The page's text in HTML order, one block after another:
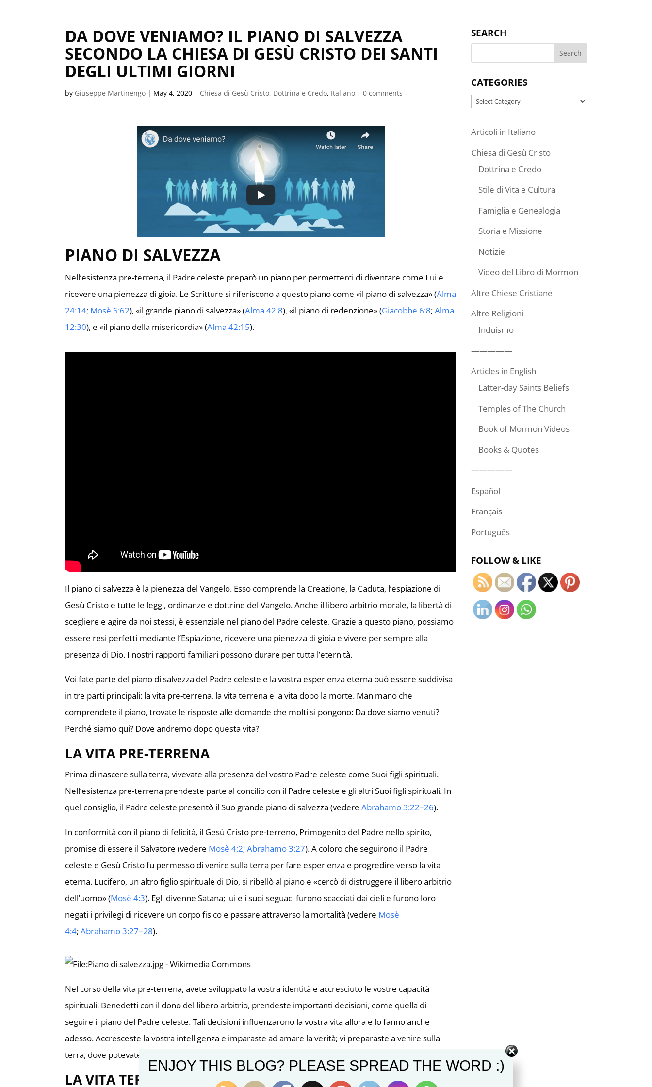
DA DOVE VENIAMO? IL PIANO DI SALVEZZA
SECONDO LA CHIESA DI GESÙ CRISTO DEI SANTI
DEGLI ULTIMI GIORNI
by Giuseppe Martinengo | May 4, 2020 | Chiesa di Gesù Cristo, Dottrina e Credo, Italiano |0 comments
PIANO DI SALVEZZA
Nell’esistenza pre-terrena, il Padre celeste preparò un piano per permetterci di diventare come Lui e
ricevere una pienezza di gioia. Le Scritture si riferiscono a questo piano come «il piano di salvezza» (Alma
24:14; Mosè 6:62), «il grande piano di salvezza» (Alma 42:8), «il piano di redenzione» (Giacobbe 6:8;Alma
12:30), e «il piano della misericordia» (Alma 42:15).
Il piano di salvezza è la pienezza del Vangelo. Esso comprende la Creazione, la Caduta, l’espiazione di
Gesù Cristo e tutte le leggi, ordinanze e dottrine del Vangelo. Anche il libero arbitrio morale, la libertà di
scegliere e agire da noi stessi, è essenziale nel piano del Padre celeste. Grazie a questo piano, possiamo
essere resi perfetti mediante l’Espiazione, ricevere una pienezza di gioia e vivere per sempre alla
presenza di Dio. I nostri rapporti familiari possono durare per tutta l’eternità.
Voi fate parte del piano di salvezza del Padre celeste e la vostra esperienza eterna può essere suddivisa
in tre parti principali: la vita pre-terrena, la vita terrena e la vita dopo la morte. Man mano che
comprendete il piano, trovate le risposte alle domande che molti si pongono: Da dove siamo venuti?
Perché siamo qui? Dove andremo dopo questa vita?
LA VITA PRE-TERRENA
Prima di nascere sulla terra, vivevate alla presenza del vostro Padre celeste come Suoi figli spirituali.
Nell’esistenza pre-terrena prendeste parte al concilio con il Padre celeste e gli altri Suoi figli spirituali. In
quel consiglio, il Padre celeste presentò il Suo grande piano di salvezza (vedereAbrahamo 3:22–26).
In conformità con il piano di felicità, il Gesù Cristo pre-terreno, Primogenito del Padre nello spirito,
promise di essere il Salvatore (vedere Mosè 4:2;Abrahamo 3:27). A coloro che seguirono il Padre
celeste e Gesù Cristo fu permesso di venire sulla terra per fare esperienza e progredire verso la vita
eterna. Lucifero, un altro figlio spirituale di Dio, si ribellò al piano e «cercò di distruggere il libero arbitrio
dell’uomo» (Mosè 4:3). Egli divenne Satana; lui e i suoi seguaci furono scacciati dai cieli e furono loro
negati i privilegi di ricevere un corpo fisico e passare attraverso la mortalità (vedere Mosè
4:4;Abrahamo 3:27–28).
Nel corso della vita pre-terrena, avete sviluppato la vostra identità e accresciuto le vostre capacità
spirituali. Benedetti con il dono del libero arbitrio, prendeste importanti decisioni, come quella di
seguire il piano del Padre celeste. Tali decisioni influenzarono la vostra vita allora e lo fanno anche
adesso. Accresceste la vostra intelligenza e imparaste ad amare la verità; vi preparaste a venire sulla
terra, dove potevate continuare a progredire.
LA VITA TERRENA
SEARCH
CATEGORIES
Categories
Articoli in Italiano
Chiesa di Gesù Cristo
Dottrina e Credo
Stile di Vita e Cultura
Famiglia e Genealogia
Storia e Missione
Notizie
Video del Libro di Mormon
Altre Chiese Cristiane
Altre Religioni
Induismo
—————
Articles in English
Latter-day Saints Beliefs
Temples of The Church
Book of Mormon Videos
Books & Quotes
—————
Español
Français
Português
FOLLOW & LIKE
ENJOY THIS BLOG? PLEASE SPREAD THE WORD :)